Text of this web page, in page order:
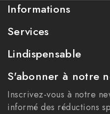
Informations
Services
Lindispensable
S'abonner à notre
Inscrivez-vous à notre
informé des réductions